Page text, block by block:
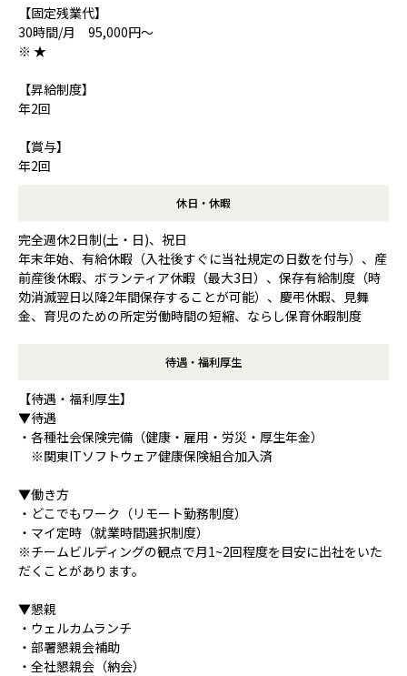
【固定残業代】
30時間/月 95,000円～
※ ★
【昇給制度】
年2回
【賞与】
年2回
休日・休暇
完全週休2日制(土・日)、祝日
年末年始、有給休暇（入社後すぐに当社規定の日数を付与）、産
前産後休暇、ボランティア休暇（最大3日）、保存有給制度（時
効消滅翌日以降2年間保存することが可能）、慶弔休暇、見舞
金、育児のための所定労働時間の短縮、ならし保育休暇制度
待遇・福利厚生
【待遇・福利厚生】
▼待遇
・各種社会保険完備（健康・雇用・労災・厚生年金）
※関東ITソフトウェア健康保険組合加入済
▼働き方
・どこでもワーク（リモート勤務制度）
・マイ定時（就業時間選択制度）
※チームビルディングの観点で月1~2回程度を目安に出社をいた
だくことがあります。
▼懇親
・ウェルカムランチ
・部署懇親会補助
・全社懇親会（納会）